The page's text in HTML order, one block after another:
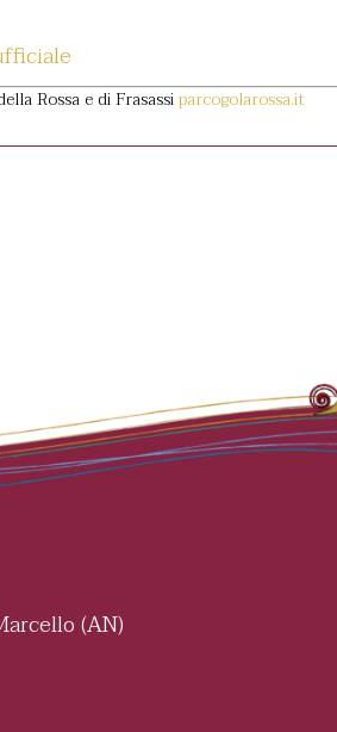
Rossa e di Frasassiparcogolarossa.it
(AN)